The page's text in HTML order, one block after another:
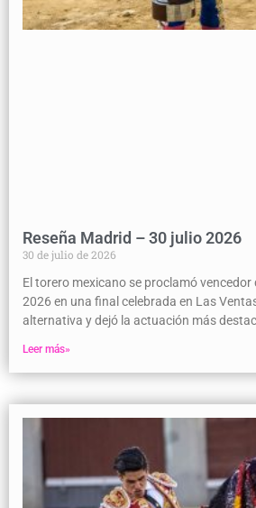
Reseña Madrid – 30 julio 2026
30 de julio de 2026
El torero mexicano se proclamó vencedor
2026 en una final celebrada en Las
alternativa y dejó la actuación más
Leer más»